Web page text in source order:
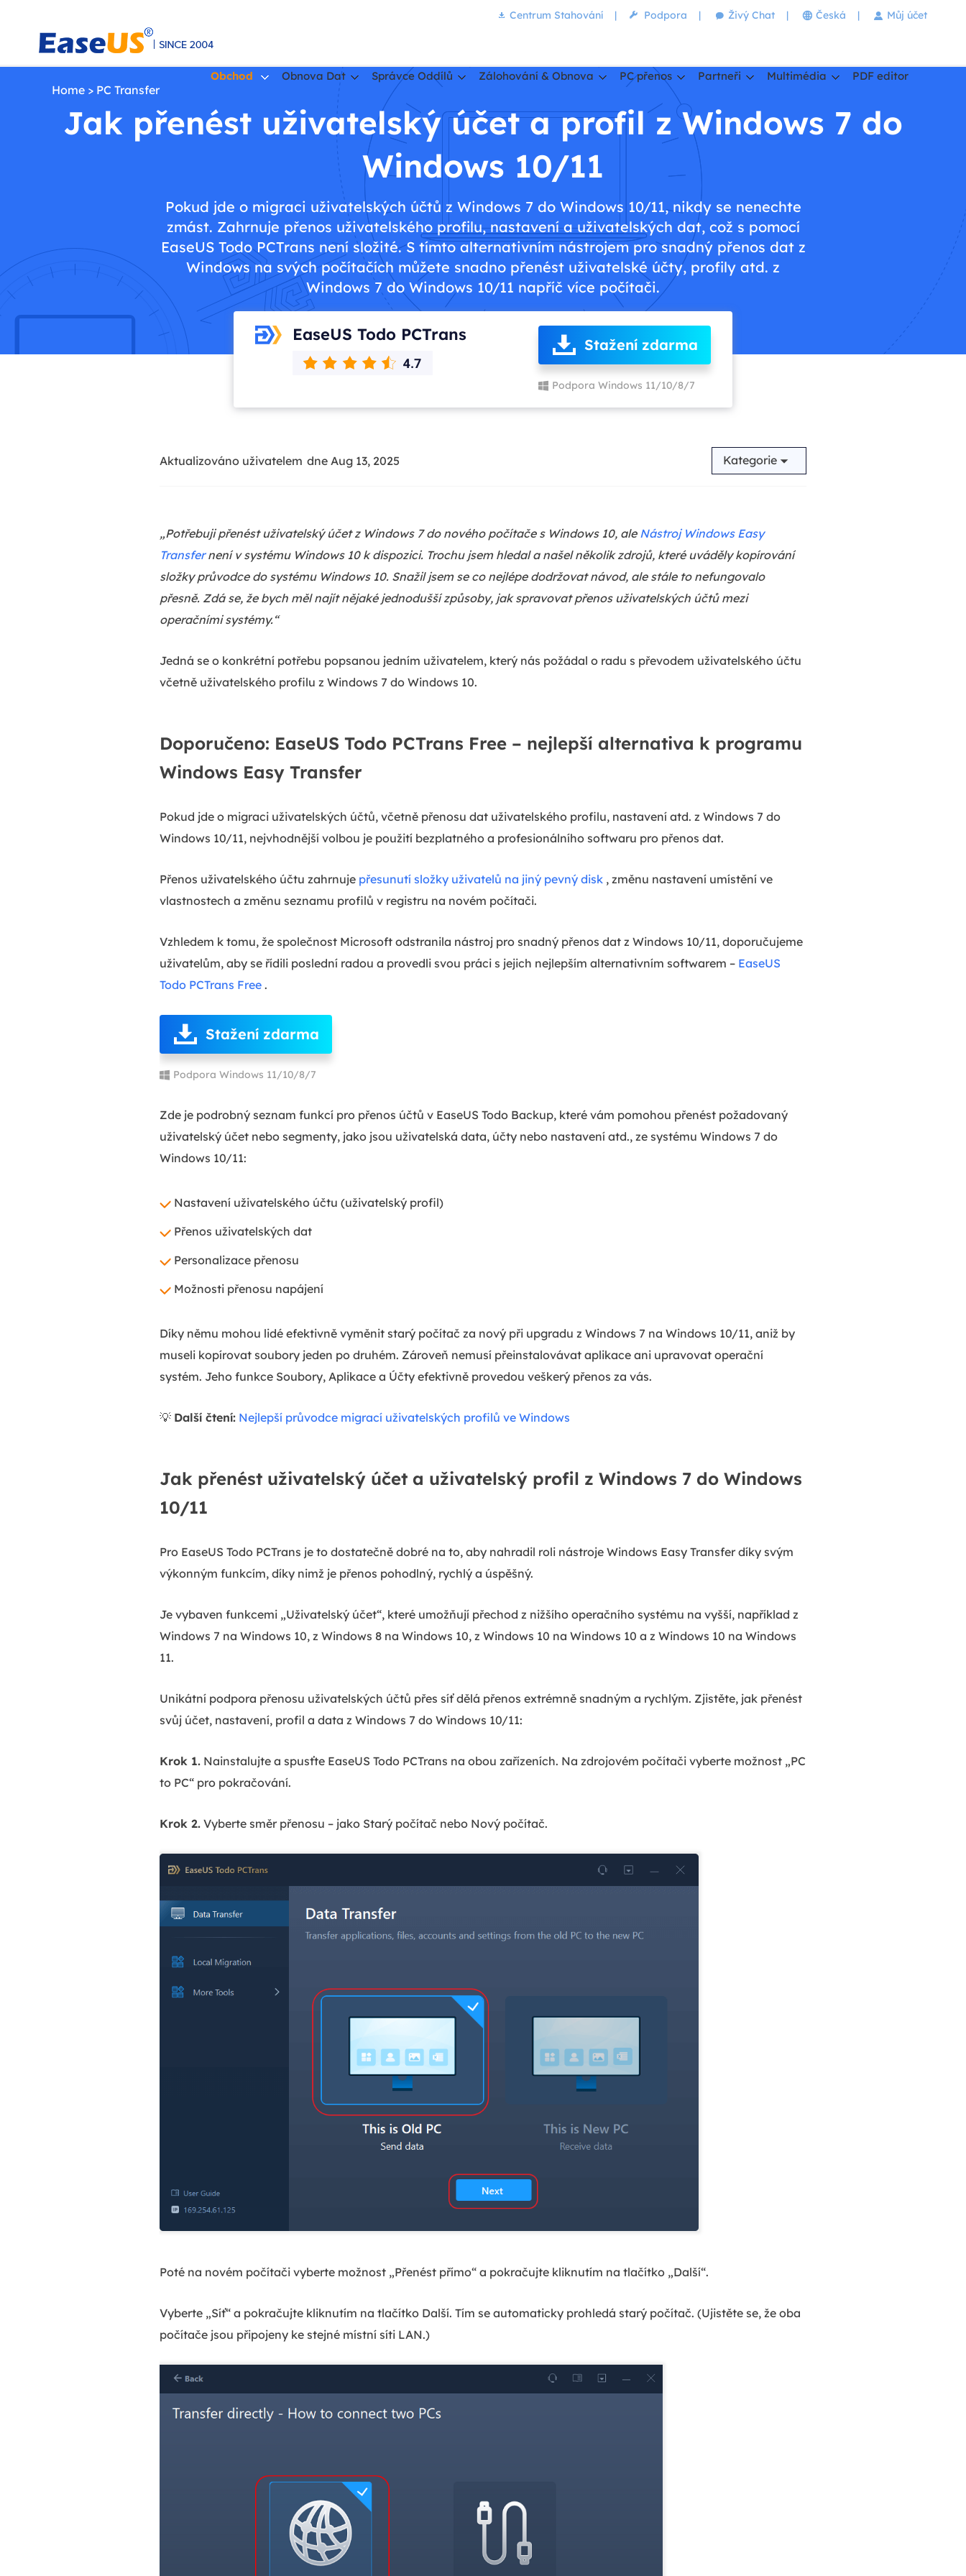
Centrum Stahování | Podpora | Živý Chat | Česká | Můj účet
EaseUS
Obchod Obnova Dat Správce Oddílů Zálohování & Obnova PC přenos Partneři Multimédia PDF editor
Home > PC Transfer
Jak přenést uživatelský účet a profil z Windows 7 do
Windows 10/11
Pokud jde o migraci uživatelských účtů z Windows 7 do Windows 10/11, nikdy se nenechte
zmást. Zahrnuje přenos uživatelského profilu, nastavení a uživatelských dat, což s pomocí
EaseUS Todo PCTrans není složité. S tímto alternativním nástrojem pro snadný přenos dat z
Windows na svých počítačích můžete snadno přenést uživatelské účty, profily atd. z
Windows 7 do Windows 10/11 napříč více počítači.
EaseUS Todo PCTrans
Stažení zdarma
Podpora Windows 11/10/8/7
Aktualizováno uživatelem dne Aug 13, 2025 Kategorie
„Potřebuji přenést uživatelský účet z Windows 7 do nového počítače s Windows 10, ale Nástroj Windows Easy
Transfernení v systému Windows 10 k dispozici. Trochu jsem hledal a našel několik zdrojů, které uváděly kopírování
složky průvodce do systému Windows 10. Snažil jsem se co nejlépe dodržovat návod, ale stále to nefungovalo
přesně. Zdá se, že bych měl najít nějaké jednodušší způsoby, jak spravovat přenos uživatelských účtů mezi
operačními systémy.“
Jedná se o konkrétní potřebu popsanou jedním uživatelem, který nás požádal o radu s převodem uživatelského účtu
včetně uživatelského profilu z Windows 7 do Windows 10.
Doporučeno: EaseUS Todo PCTrans Free – nejlepší alternativa k programu
Windows Easy Transfer
Pokud jde o migraci uživatelských účtů, včetně přenosu dat uživatelského profilu, nastavení atd. z Windows 7 do
Windows 10/11, nejvhodnější volbou je použití bezplatného a profesionálního softwaru pro přenos dat.
Přenos uživatelského účtu zahrnuje přesunutí složky uživatelů na jiný pevný disk , změnu nastavení umístění ve
vlastnostech a změnu seznamu profilů v registru na novém počítači.
Vzhledem k tomu, že společnost Microsoft odstranila nástroj pro snadný přenos dat z Windows 10/11, doporučujeme
uživatelům, aby se řídili poslední radou a provedli svou práci s jejich nejlepším alternativním softwarem – EaseUS
Todo PCTrans Free .
Stažení zdarma
Podpora Windows 11/10/8/7
Zde je podrobný seznam funkcí pro přenos účtů v EaseUS Todo Backup, které vám pomohou přenést požadovaný
uživatelský účet nebo segmenty, jako jsou uživatelská data, účty nebo nastavení atd., ze systému Windows 7 do
Windows 10/11:
Nastavení uživatelského účtu (uživatelský profil)
Přenos uživatelských dat
Personalizace přenosu
Možnosti přenosu napájení
Díky němu mohou lidé efektivně vyměnit starý počítač za nový při upgradu z Windows 7 na Windows 10/11, aniž by
museli kopírovat soubory jeden po druhém. Zároveň nemusí přeinstalovávat aplikace ani upravovat operační
systém. Jeho funkce Soubory, Aplikace a Účty efektivně provedou veškerý přenos za vás.
💡 Další čtení: Nejlepší průvodce migrací uživatelských profilů ve Windows
Jak přenést uživatelský účet a uživatelský profil z Windows 7 do Windows
10/11
Pro EaseUS Todo PCTrans je to dostatečně dobré na to, aby nahradil roli nástroje Windows Easy Transfer díky svým
výkonným funkcím, díky nimž je přenos pohodlný, rychlý a úspěšný.
Je vybaven funkcemi „Uživatelský účet“, které umožňují přechod z nižšího operačního systému na vyšší, například z
Windows 7 na Windows 10, z Windows 8 na Windows 10, z Windows 10 na Windows 10 a z Windows 10 na Windows
11.
Unikátní podpora přenosu uživatelských účtů přes síť dělá přenos extrémně snadným a rychlým. Zjistěte, jak přenést
svůj účet, nastavení, profil a data z Windows 7 do Windows 10/11:
Krok 1. Nainstalujte a spusťte EaseUS Todo PCTrans na obou zařízeních. Na zdrojovém počítači vyberte možnost „PC
to PC“ pro pokračování.
Krok 2. Vyberte směr přenosu – jako Starý počítač nebo Nový počítač.
Poté na novém počítači vyberte možnost „Přenést přímo“ a pokračujte kliknutím na tlačítko „Další“.
Vyberte „Síť“ a pokračujte kliknutím na tlačítko Další. Tím se automaticky prohledá starý počítač. (Ujistěte se, že oba
počítače jsou připojeny ke stejné místní síti LAN.)